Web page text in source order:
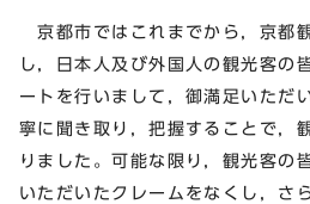
京都市ではこれまでから，京都
し，日本人及び外国人の観光客の
ートを行いまして，御満足いただ
寧に聞き取り，把握することで，
りました。可能な限り，観光客の
いただいたクレームをなくし，さ